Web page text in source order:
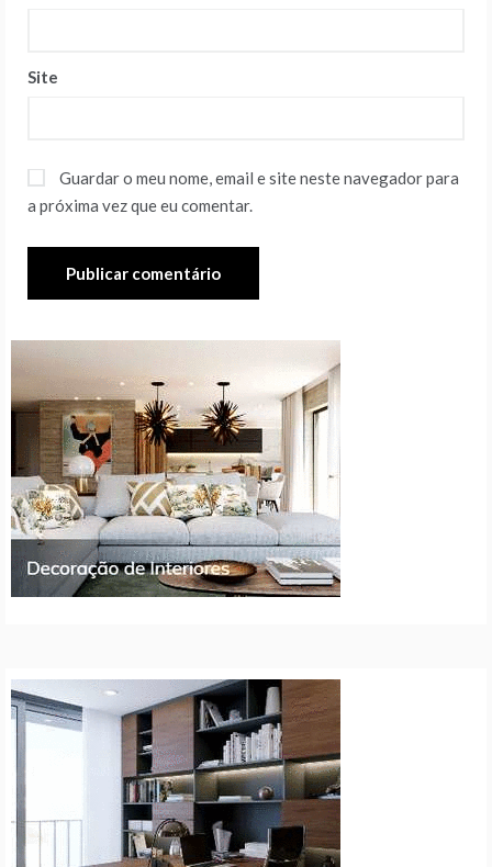
Site
Guardar o meu nome, email e site neste navegador para
a próxima vez que eu comentar.